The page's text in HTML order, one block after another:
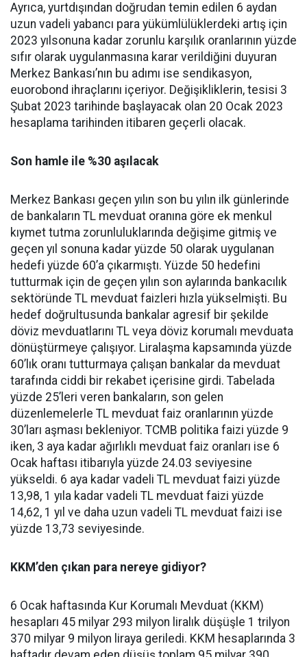
Ayrıca, yurtdışından doğrudan temin edilen 6 aydan
uzun vadeli yabancı para yükümlülüklerdeki artış için
2023 yılsonuna kadar zorunlu karşılık oranlarının yüzde
sıfır olarak uygulanmasına karar verildiğini duyuran
Merkez Bankası’nın bu adımı ise sendikasyon,
euorobond ihraçlarını içeriyor. Değişikliklerin, tesisi 3
Şubat 2023 tarihinde başlayacak olan 20 Ocak 2023
hesaplama tarihinden itibaren geçerli olacak.
Son hamle ile %30 aşılacak
Merkez Bankası geçen yılın son bu yılın ilk günlerinde
de bankaların TL mevduat oranına göre ek menkul
kıymet tutma zorunluluklarında değişime gitmiş ve
geçen yıl sonuna kadar yüzde 50 olarak uygulanan
hedefi yüzde 60’a çıkarmıştı. Yüzde 50 hedefini
tutturmak için de geçen yılın son aylarında bankacılık
sektöründe TL mevduat faizleri hızla yükselmişti. Bu
hedef doğrultusunda bankalar agresif bir şekilde
döviz mevduatlarını TL veya döviz korumalı mevduata
dönüştürmeye çalışıyor. Liralaşma kapsamında yüzde
60’lık oranı tutturmaya çalışan bankalar da mevduat
tarafında ciddi bir rekabet içerisine girdi. Tabelada
yüzde 25’leri veren bankaların, son gelen
düzenlemelerle TL mevduat faiz oranlarının yüzde
30’ları aşması bekleniyor. TCMB politika faizi yüzde 9
iken, 3 aya kadar ağırlıklı mevduat faiz oranları ise 6
Ocak haftası itibarıyla yüzde 24.03 seviyesine
yükseldi. 6 aya kadar vadeli TL mevduat faizi yüzde
13,98, 1 yıla kadar vadeli TL mevduat faizi yüzde
14,62, 1 yıl ve daha uzun vadeli TL mevduat faizi ise
yüzde 13,73 seviyesinde.
KKM’den çıkan para nereye gidiyor?
6 Ocak haftasında Kur Korumalı Mevduat (KKM)
hesapları 45 milyar 293 milyon liralık düşüşle 1 trilyon
370 milyar 9 milyon liraya geriledi. KKM hesaplarında 3